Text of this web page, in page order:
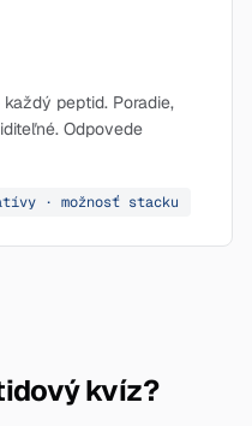
peptid. Poradie,
Odpovede
· možnosť stacku
kvíz?